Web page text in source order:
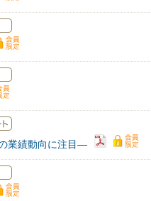
業績動向に注目―